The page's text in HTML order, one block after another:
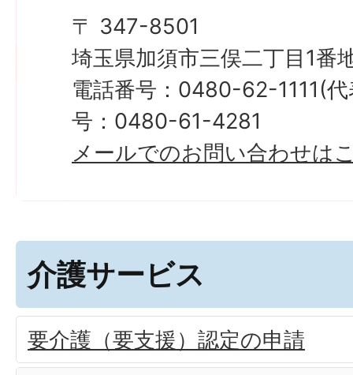
〒 347-8501
埼玉県加須市三俣二丁目1番
電話番号：0480-62-1111(
号：0480-61-4281
メールでのお問い合わせは
介護サービス
要介護（要支援）認定の申請